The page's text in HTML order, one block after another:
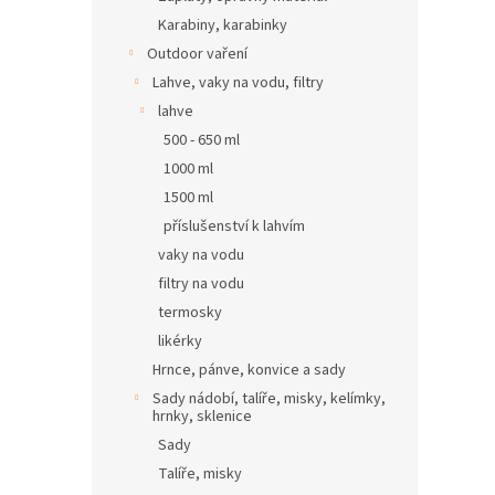
Karabiny, karabinky
Outdoor vaření
Lahve, vaky na vodu, filtry
lahve
500 - 650 ml
1000 ml
1500 ml
příslušenství k lahvím
vaky na vodu
filtry na vodu
termosky
likérky
Hrnce, pánve, konvice a sady
Sady nádobí, talíře, misky, kelímky,
hrnky, sklenice
Sady
Talíře, misky